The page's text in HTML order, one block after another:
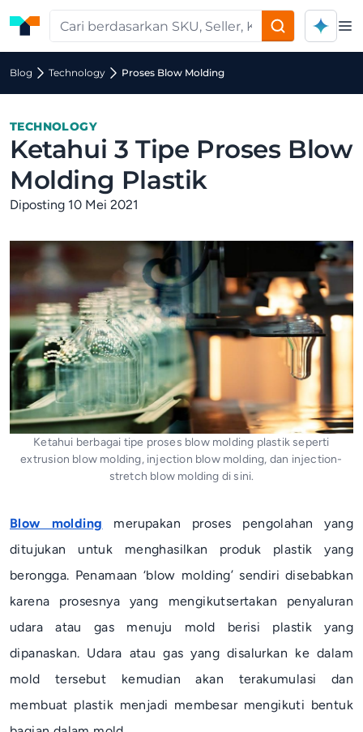
Blog Technology Proses Blow Molding
TECHNOLOGY
Ketahui 3 Tipe Proses Blow
Molding Plastik
Diposting 10 Mei 2021
Ketahui berbagai tipe proses blow molding plastik seperti
extrusion blow molding, injection blow molding, dan injection-
stretch blow molding di sini.
Blow molding
merupakan proses pengolahan yang
ditujukan untuk menghasilkan produk plastik yang
berongga. Penamaan ‘blow molding’ sendiri disebabkan
karena prosesnya yang mengikutsertakan penyaluran
udara atau gas menuju mold berisi plastik yang
dipanaskan. Udara atau gas yang disalurkan ke dalam
moldtersebut kemudian akan terakumulasi dan
membuat plastik menjadi membesar mengikuti bentuk